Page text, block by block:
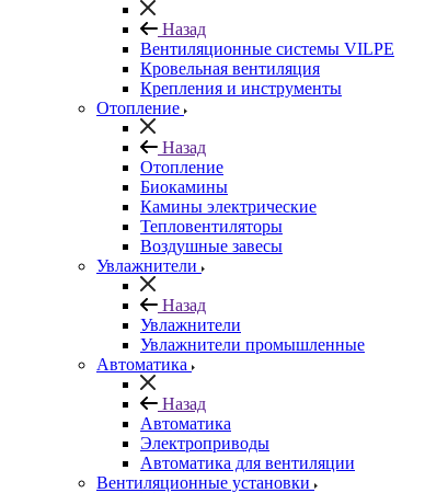
Назад
Вентиляционные системы VILPE
Кровельная вентиляция
Крепления и инструменты
Отопление
Назад
Отопление
Биокамины
Камины электрические
Тепловентиляторы
Воздушные завесы
Увлажнители
Назад
Увлажнители
Увлажнители промышленные
Автоматика
Назад
Автоматика
Электроприводы
Автоматика для вентиляции
Вентиляционные установки